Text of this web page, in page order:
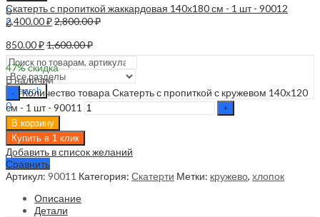
0
0
Menu
Search
0
0.00₽
Скатерть с пропиткой жаккардовая 140х180 см - 1 шт - 90012
2,400.00₽2,800.00₽
850.00₽1,600.00₽
47% скидка
В наличии
Количество товара Скатерть с пропиткой с кружевом 140х120
см - 1 шт - 90011
В корзину
Купить в 1 клик
Добавить в список желаний
Сравнить
Артикул: 90011 Категория: Скатерти Метки: кружево, хлопок
Описание
Детали